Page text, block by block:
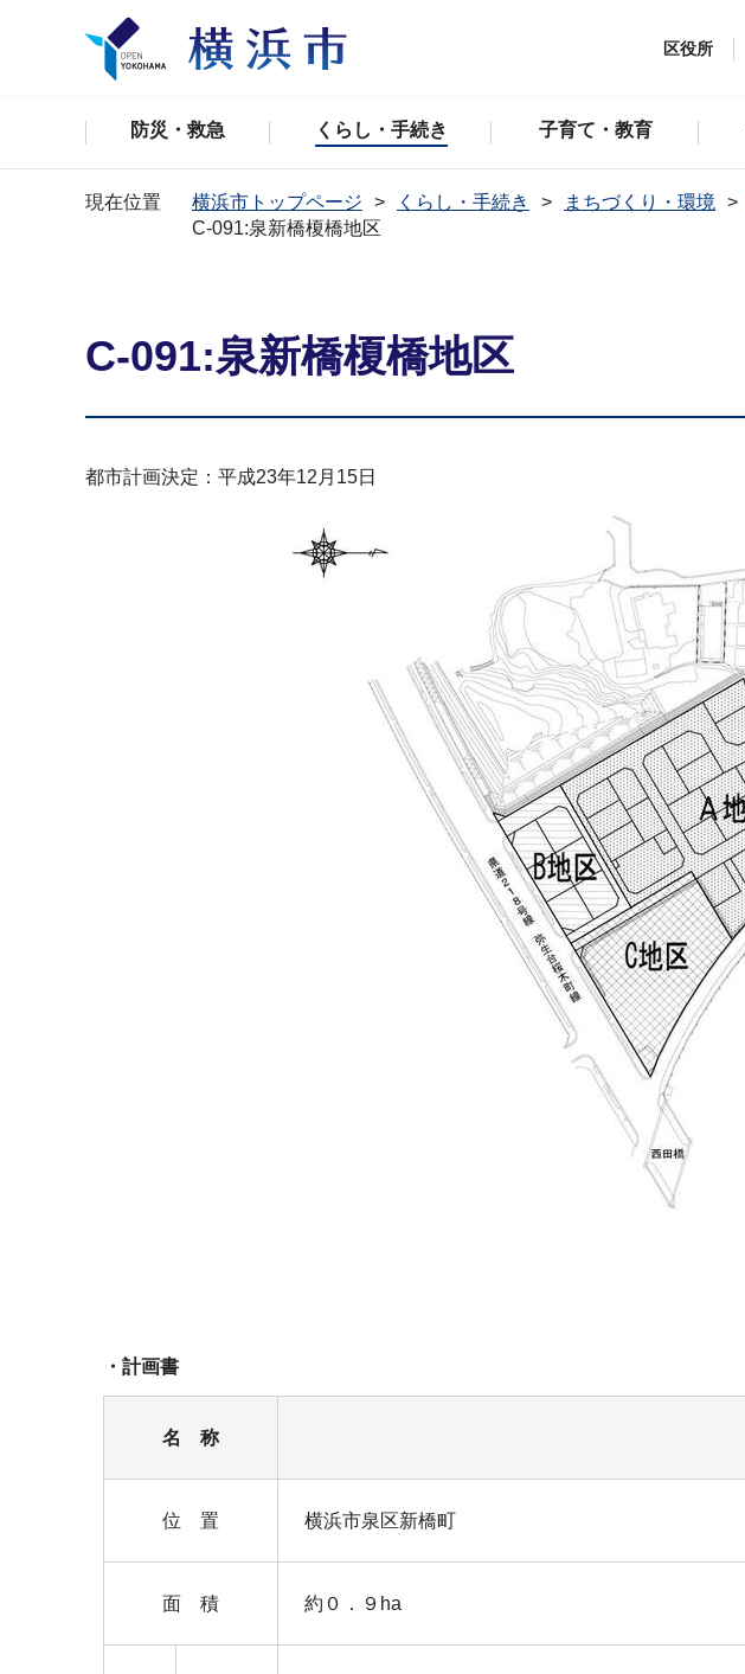
区役所
防災・救急 くらし・手続き 子育て・教育
現在位置 横浜市トップページ くらし・手続き まちづくり・環境
C-091:泉新橋榎橋地区
C-091:泉新橋榎橋地区
都市計画決定：平成23年12月15日
・計画書
名 称
位 置 横浜市泉区新橋町
面 積 約０．９ha